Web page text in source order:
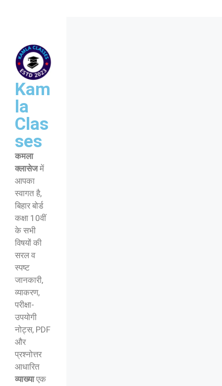
Kam
la
Clas
ses
कमला
क्लासेजमें
आपका
स्वागत है,
बिहार बोर्ड
कक्षा 10वीं
के सभी
विषयों की
सरल व
स्पष्ट
जानकारी,
व्याकरण,
परीक्षा-
उपयोगी
नोट्स, PDF
और
प्रश्नोत्तर
आधारित
व्याख्याएक